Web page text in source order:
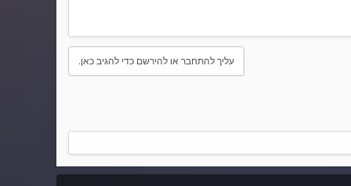
עליך להתחבר או להירשם כדי להגיב כאן.